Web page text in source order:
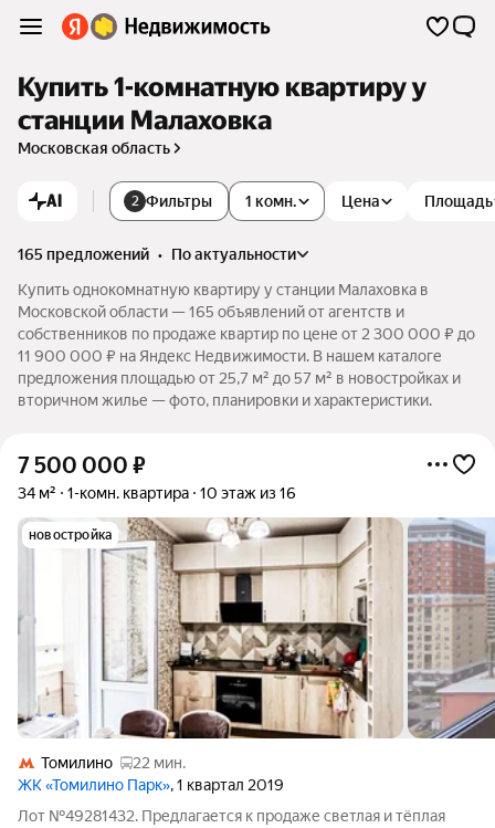
Купить 1-комнатную квартиру у
станции Малаховка
Московская область
AI 2 Фильтры 1 комн. Цена Площадь
165 предложений •
по актуальности
Купить однокомнатную квартиру у станции Малаховка в
Московской области — 165 объявлений от агентств и
собственников по продаже квартир по цене от 2 300 000 ₽ до
11 900 000 ₽ на Яндекс Недвижимости. В нашем каталоге
предложения площадью от 25,7 м² до 57 м² в новостройках и
вторичном жилье — фото, планировки и характеристики.
7 500 000 ₽
34 м² 1-комн. квартира 10 этаж из 16
новостройка
Томилино
22 мин.
ЖК «Томилино Парк», 1 квартал 2019
Лот №49281432. Предлагается к продаже светлая и тёплая